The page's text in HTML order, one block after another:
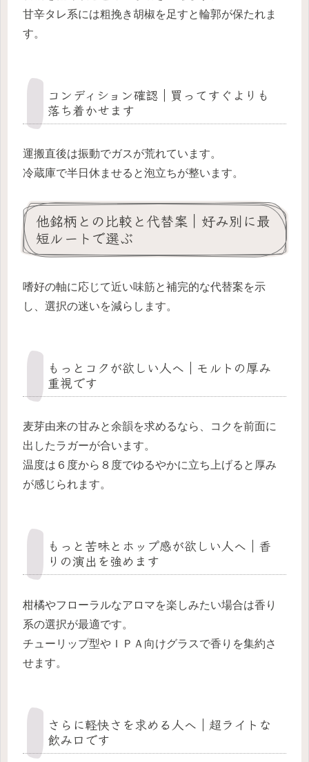
甘辛タレ系には粗挽き胡椒を足すと輪郭が保たれま
す。
コンディション確認｜買ってすぐよりも
落ち着かせます
運搬直後は振動でガスが荒れています。
冷蔵庫で半日休ませると泡立ちが整います。
他銘柄との比較と代替案｜好み別に最
短ルートで選ぶ
嗜好の軸に応じて近い味筋と補完的な代替案を示
し、選択の迷いを減らします。
もっとコクが欲しい人へ｜モルトの厚み
重視です
麦芽由来の甘みと余韻を求めるなら、コクを前面に
出したラガーが合います。
温度は６度から８度でゆるやかに立ち上げると厚み
が感じられます。
もっと苦味とホップ感が欲しい人へ｜香
りの演出を強めます
柑橘やフローラルなアロマを楽しみたい場合は香り
系の選択が最適です。
チューリップ型やＩＰＡ向けグラスで香りを集約さ
せます。
さらに軽快さを求める人へ｜超ライトな
飲み口です